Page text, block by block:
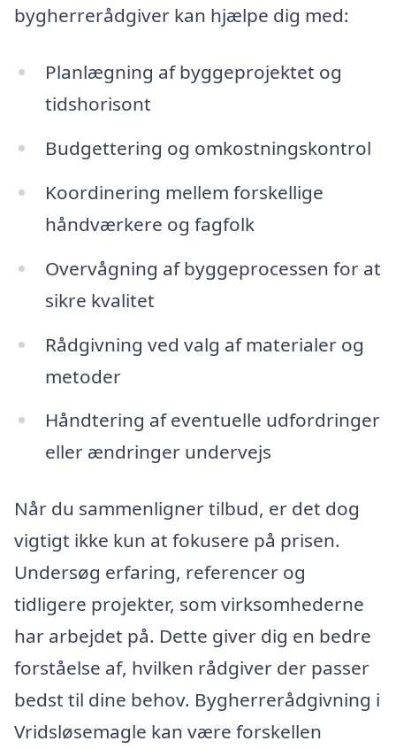
bygherrerådgiver kan hjælpe dig med:
Planlægning af byggeprojektet og
tidshorisont
Budgettering og omkostningskontrol
Koordinering mellem forskellige
håndværkere og fagfolk
Overvågning af byggeprocessen for at
sikre kvalitet
Rådgivning ved valg af materialer og
metoder
Håndtering af eventuelle udfordringer
eller ændringer undervejs
Når du sammenligner tilbud, er det dog
vigtigt ikke kun at fokusere på prisen.
Undersøg erfaring, referencer og
tidligere projekter, som virksomhederne
har arbejdet på. Dette giver dig en bedre
forståelse af, hvilken rådgiver der passer
bedst til dine behov. Bygherrerådgivning i
Vridsløsemagle kan være forskellen